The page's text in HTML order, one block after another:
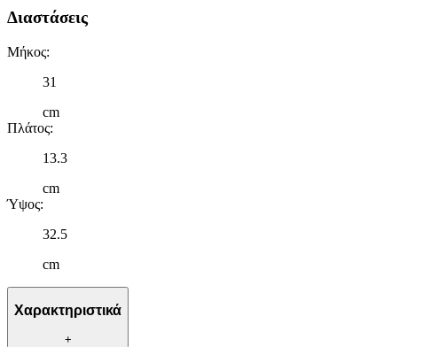
Διαστάσεις
Μήκος:
31
cm
Πλάτος:
13.3
cm
Ύψος:
32.5
cm
Χαρακτηριστικά
+